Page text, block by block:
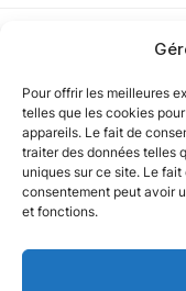
Pour offrir les meilleures
telles que les cookies
appareils. Le fait de
traiter des données telles
uniques sur ce site. Le
consentement peut avoir
et fonctions.
Notre politique
Nos agences
Nos autres marques